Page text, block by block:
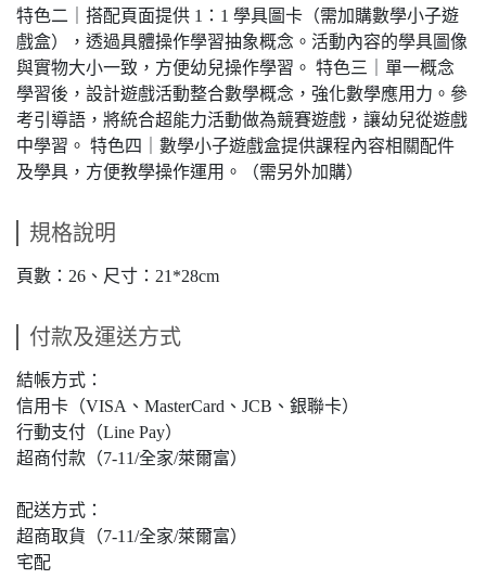
特色二｜搭配頁面提供 1：1 學具圖卡（需加購數學小子遊
戲盒），透過具體操作學習抽象概念。活動內容的學具圖像
與實物大小一致，方便幼兒操作學習。 特色三｜單一概念
學習後，設計遊戲活動整合數學概念，強化數學應用力。參
考引導語，將統合超能力活動做為競賽遊戲，讓幼兒從遊戲
中學習。 特色四｜數學小子遊戲盒提供課程內容相關配件
及學具，方便教學操作運用。（需另外加購）
規格說明
頁數：26、尺寸：21*28cm
付款及運送方式
結帳方式：
信用卡（VISA、MasterCard、JCB、銀聯卡）
行動支付（Line Pay）
超商付款（7-11/全家/萊爾富）
配送方式：
超商取貨（7-11/全家/萊爾富）
宅配